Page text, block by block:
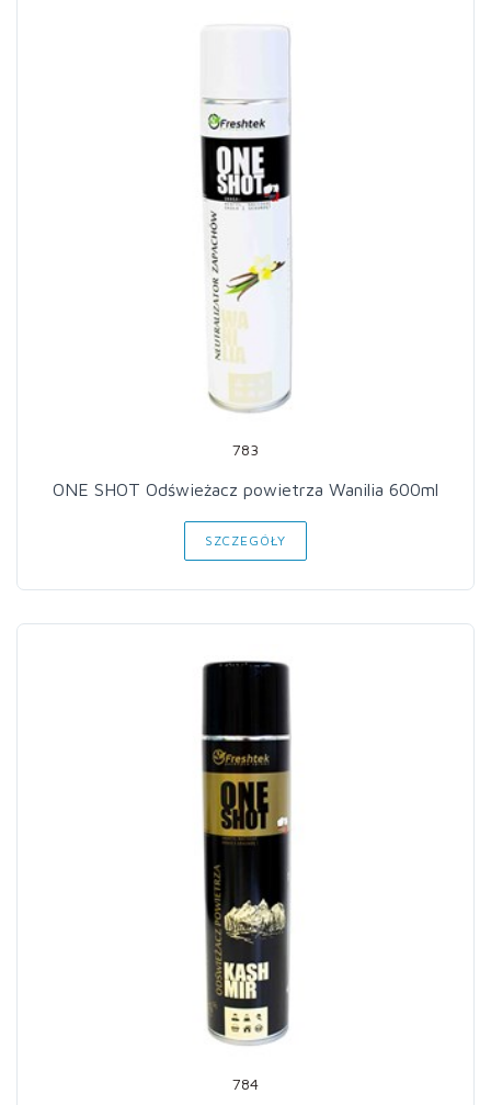
783
ONE SHOT Odświeżacz powietrza Wanilia 600ml
SZCZEGÓŁY
784